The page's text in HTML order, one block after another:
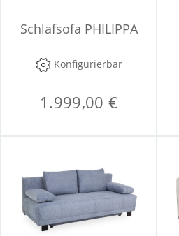
Schlafsofa PHILIPPA
Konfigurierbar
1.999,00 €